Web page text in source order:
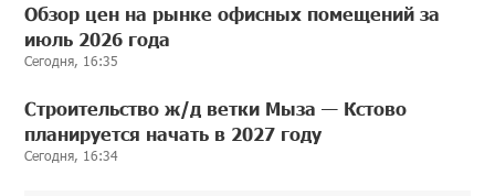
Обзор цен на рынке офисных помещений за
июль 2026 года
Сегодня, 16:35
Строительство ж/д ветки Мыза — Кстово
планируется начать в 2027 году
Сегодня, 16:34